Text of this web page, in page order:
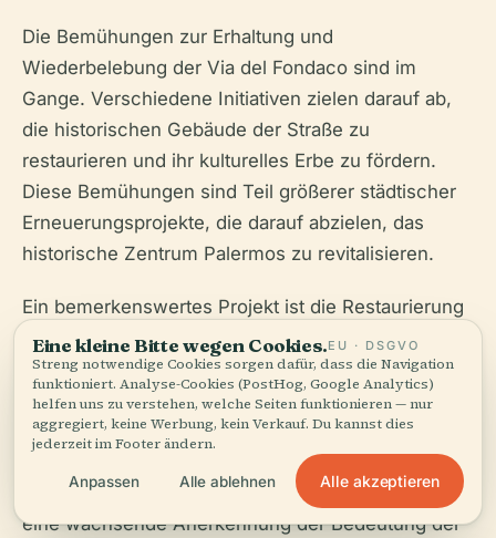
Die Bemühungen zur Erhaltung und
Wiederbelebung der Via del Fondaco sind im
Gange. Verschiedene Initiativen zielen darauf ab,
die historischen Gebäude der Straße zu
restaurieren und ihr kulturelles Erbe zu fördern.
Diese Bemühungen sind Teil größerer städtischer
Erneuerungsprojekte, die darauf abzielen, das
historische Zentrum Palermos zu revitalisieren.
Ein bemerkenswertes Projekt ist die Restaurierung
desPalazzo Butera, eines prächtigen Palastes, der
sich in der Nähe der Via del Fondaco befindet. Das
Restaurierungsprojekt, geleitet von Francesca Frua
de Angeli und Massimo Valsecchi, zielt darauf ab,
den Palast in ein kulturelles und künstlerisches
Zentrum zu verwandeln. Solche Initiativen spiegeln
eine wachsende Anerkennung der Bedeutung der
Eine kleine Bitte wegen Cookies.EU · DSGVO
Streng notwendige Cookies sorgen dafür, dass die Navigation
funktioniert. Analyse-Cookies (PostHog, Google Analytics)
helfen uns zu verstehen, welche Seiten funktionieren — nur
aggregiert, keine Werbung, kein Verkauf. Du kannst dies
jederzeit im Footer ändern.
Anpassen Alle ablehnen Alle akzeptieren